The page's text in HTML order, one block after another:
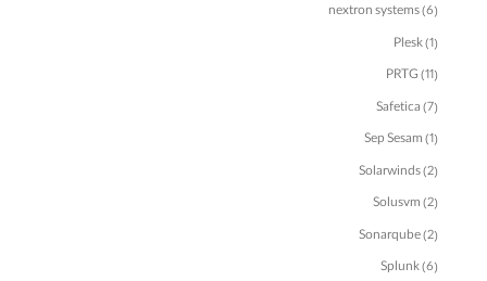
nextron systems(6)
Plesk(1)
PRTG(11)
Safetica(7)
Sep Sesam(1)
Solarwinds(2)
Solusvm(2)
Sonarqube(2)
Splunk(6)